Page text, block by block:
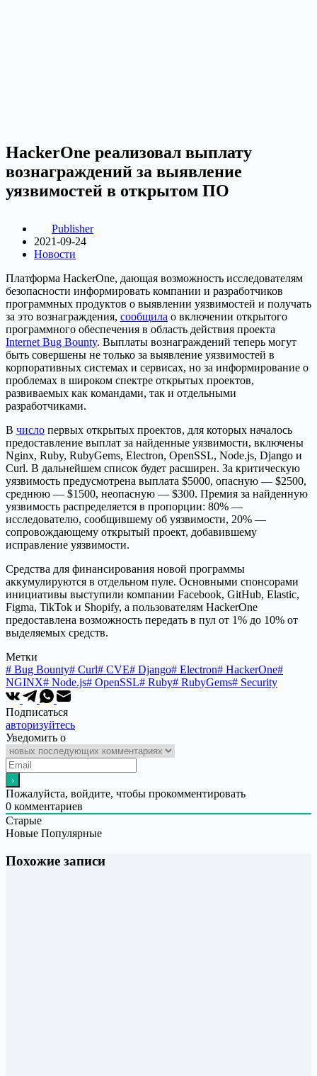
HackerOne реализовал выплату
вознаграждений за выявление
уязвимостей в открытом ПО
Publisher
2021-09-24
Новости
Платформа HackerOne, дающая возможность исследователям
безопасности информировать компании и разработчиков
программных продуктов о выявлении уязвимостей и получать
за это вознаграждения, сообщила о включении открытого
программного обеспечения в область действия проекта
Internet Bug Bounty. Выплаты вознаграждений теперь могут
быть совершены не только за выявление уязвимостей в
корпоративных системах и сервисах, но за информирование о
проблемах в широком спектре открытых проектов,
развиваемых как командами, так и отдельными
разработчиками.
В число первых открытых проектов, для которых началось
предоставление выплат за найденные уязвимости, включены
Nginx, Ruby, RubyGems, Electron, OpenSSL, Node.js, Django и
Curl. В дальнейшем список будет расширен. За критическую
уязвимость предусмотрена выплата $5000, опасную — $2500,
среднюю — $1500, неопасную — $300. Премия за найденную
уязвимость распределяется в пропорции: 80% —
исследователю, сообщившему об уязвимости, 20% —
сопровождающему открытый проект, добавившему
исправление уязвимости.
Средства для финансирования новой программы
аккумулируются в отдельном пуле. Основными спонсорами
инициативы выступили компании Facebook, GitHub, Elastic,
Figma, TikTok и Shopify, а пользователям HackerOne
предоставлена возможность передать в пул от 1% до 10% от
выделяемых средств.
Метки
# Bug Bounty# Curl# CVE# Django# Electron# HackerOne#
NGINX# Node.js# OpenSSL# Ruby# RubyGems# Security
Подписаться
авторизуйтесь
Уведомить о
Пожалуйста, войдите, чтобы прокомментировать
0 комментариев
Старые
Новые Популярные
Похожие записи